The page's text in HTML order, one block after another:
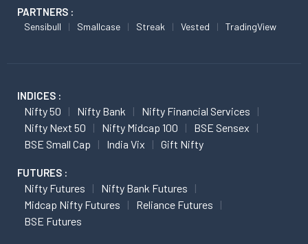
PARTNERS :
Sensibull Smallcase Streak Vested TradingView
INDICES :
Nifty 50 Nifty Bank
Nifty Financial Services
Nifty Next 50
Nifty Midcap 100
BSE Sensex
BSE Small Cap
India Vix Gift Nifty
FUTURES :
Nifty Futures
Nifty Bank Futures
Midcap Nifty Futures
Reliance Futures
BSE Futures